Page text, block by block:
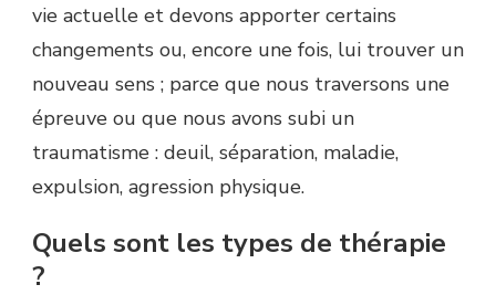
vie actuelle et devons apporter certains
changements ou, encore une fois, lui trouver un
nouveau sens ; parce que nous traversons une
épreuve ou que nous avons subi un
traumatisme : deuil, séparation, maladie,
expulsion, agression physique.
Quels sont les types de thérapie
?